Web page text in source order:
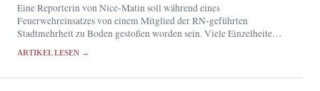
Eine Reporterin von Nice-Matin soll während eines
Feuerwehreinsatzes von einem Mitglied der RN-geführten
Stadtmehrheit zu Boden gestoßen worden sein. Viele Einzelheiten
ARTIKEL LESEN →